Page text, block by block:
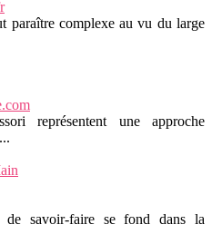
paraître complexe au vu du large
représentent une approche
de savoir-faire se fond dans la